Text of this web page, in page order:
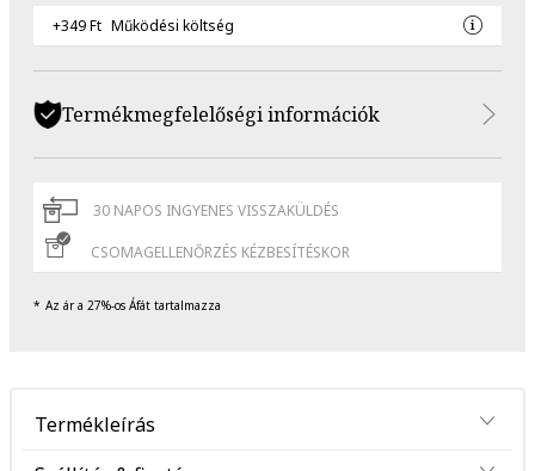
+349 Ft Működési költség
Termékmegfelelőségi információk
30 NAPOS INGYENES VISSZAKÜLDÉS
CSOMAGELLENŐRZÉS KÉZBESÍTÉSKOR
Az ár a 27%-os Áfát tartalmazza
Termékleírás